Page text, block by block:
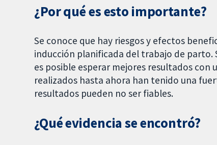
¿Por qué es esto importante?
Se conoce que hay riesgos y efectos
inducción planificada del trabajo de parto.
es posible esperar mejores resultados
realizados hasta ahora han tenido una
resultados pueden no ser fiables.
¿Qué evidencia se encontró?